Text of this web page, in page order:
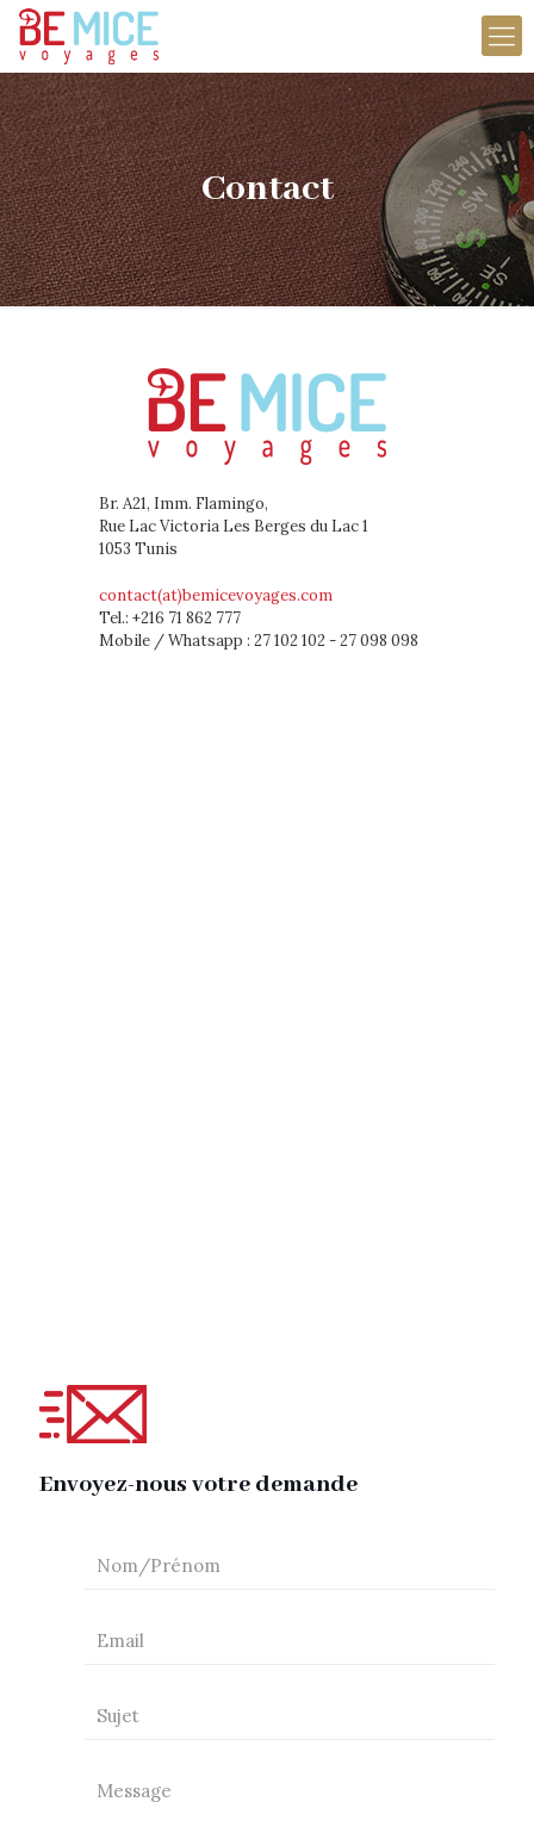
Contact
Br. A21, Imm. Flamingo,
Rue Lac Victoria Les Berges du Lac 1
1053 Tunis
contact(at)bemicevoyages.com
Tel.: +216 71 862 777
Mobile / Whatsapp : 27 102 102 - 27 098 098
Envoyez-nous votre demande